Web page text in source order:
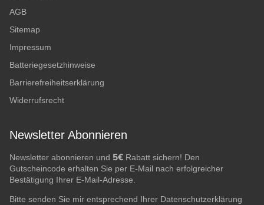
AGB
Sitemap
Impressum
Batteriegesetzhinweise
Barrierefreiheitserklärung
Widerrufsrecht
Newsletter Abonnieren
Newsletter abonnieren und 5€ Rabatt sichern! Den
Gutscheincode erhalten Sie per E-Mail nach erfolgreicher
Bestätigung Ihrer E-Mail-Adresse.
Bitte senden Sie mir entsprechend Ihrer Datenschutzerklärung